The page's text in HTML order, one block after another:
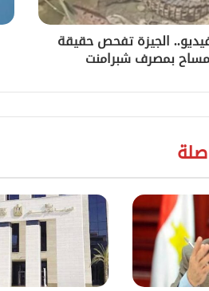
الجيزة تفحص حقيقة
بمصرف شبرامنت